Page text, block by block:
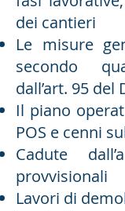
dei cantieri
Le misure
secondo
dall’art. 95 del
Il piano
POS e cenni
Cadute
provvisionali
Lavori di